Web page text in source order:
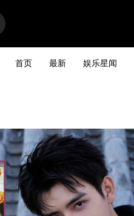
首页 最新 娱乐星闻